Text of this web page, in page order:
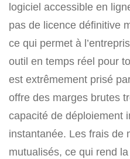
logiciel accessible en
pas de licence définitive
ce qui permet à
outil en temps réel pour
est extrêmement prisé
offre des marges brutes
capacité de déploiement
instantanée. Les frais de
mutualisés, ce qui rend